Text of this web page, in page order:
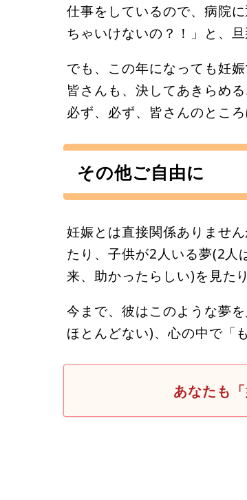
仕事をしているので、病院
ちゃいけないの？！」と、
でも、この年になっても妊
皆さんも、決してあきらめ
必ず、必ず、皆さんのとこ
その他ご自由に
妊娠とは直接関係ありませ
たり、子供が2人いる夢(2人
来、助かったらしい)を見た
今まで、彼はこのような夢
ほとんどない)、心の中で「
あなたも